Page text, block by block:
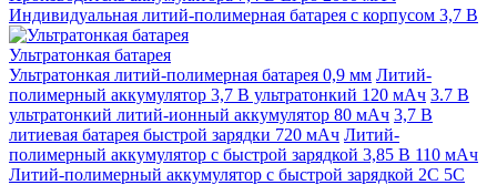
Индивидуальная литий-полимерная батарея с корпусом 3,7 В
Ультратонкая батарея
Ультратонкая литий-полимерная батарея 0,9 мм Литий-
полимерный аккумулятор 3,7 В ультратонкий 120 мАч 3.7 В
ультратонкий литий-ионный аккумулятор 80 мАч 3,7 В
литиевая батарея быстрой зарядки 720 мАч Литий-
полимерный аккумулятор с быстрой зарядкой 3,85 В 110 мАч
Литий-полимерный аккумулятор с быстрой зарядкой 2C 5C